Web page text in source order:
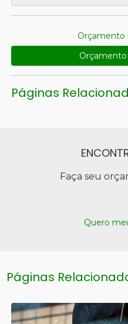
Orçamento
Páginas
Faça seu
Quero
Páginas